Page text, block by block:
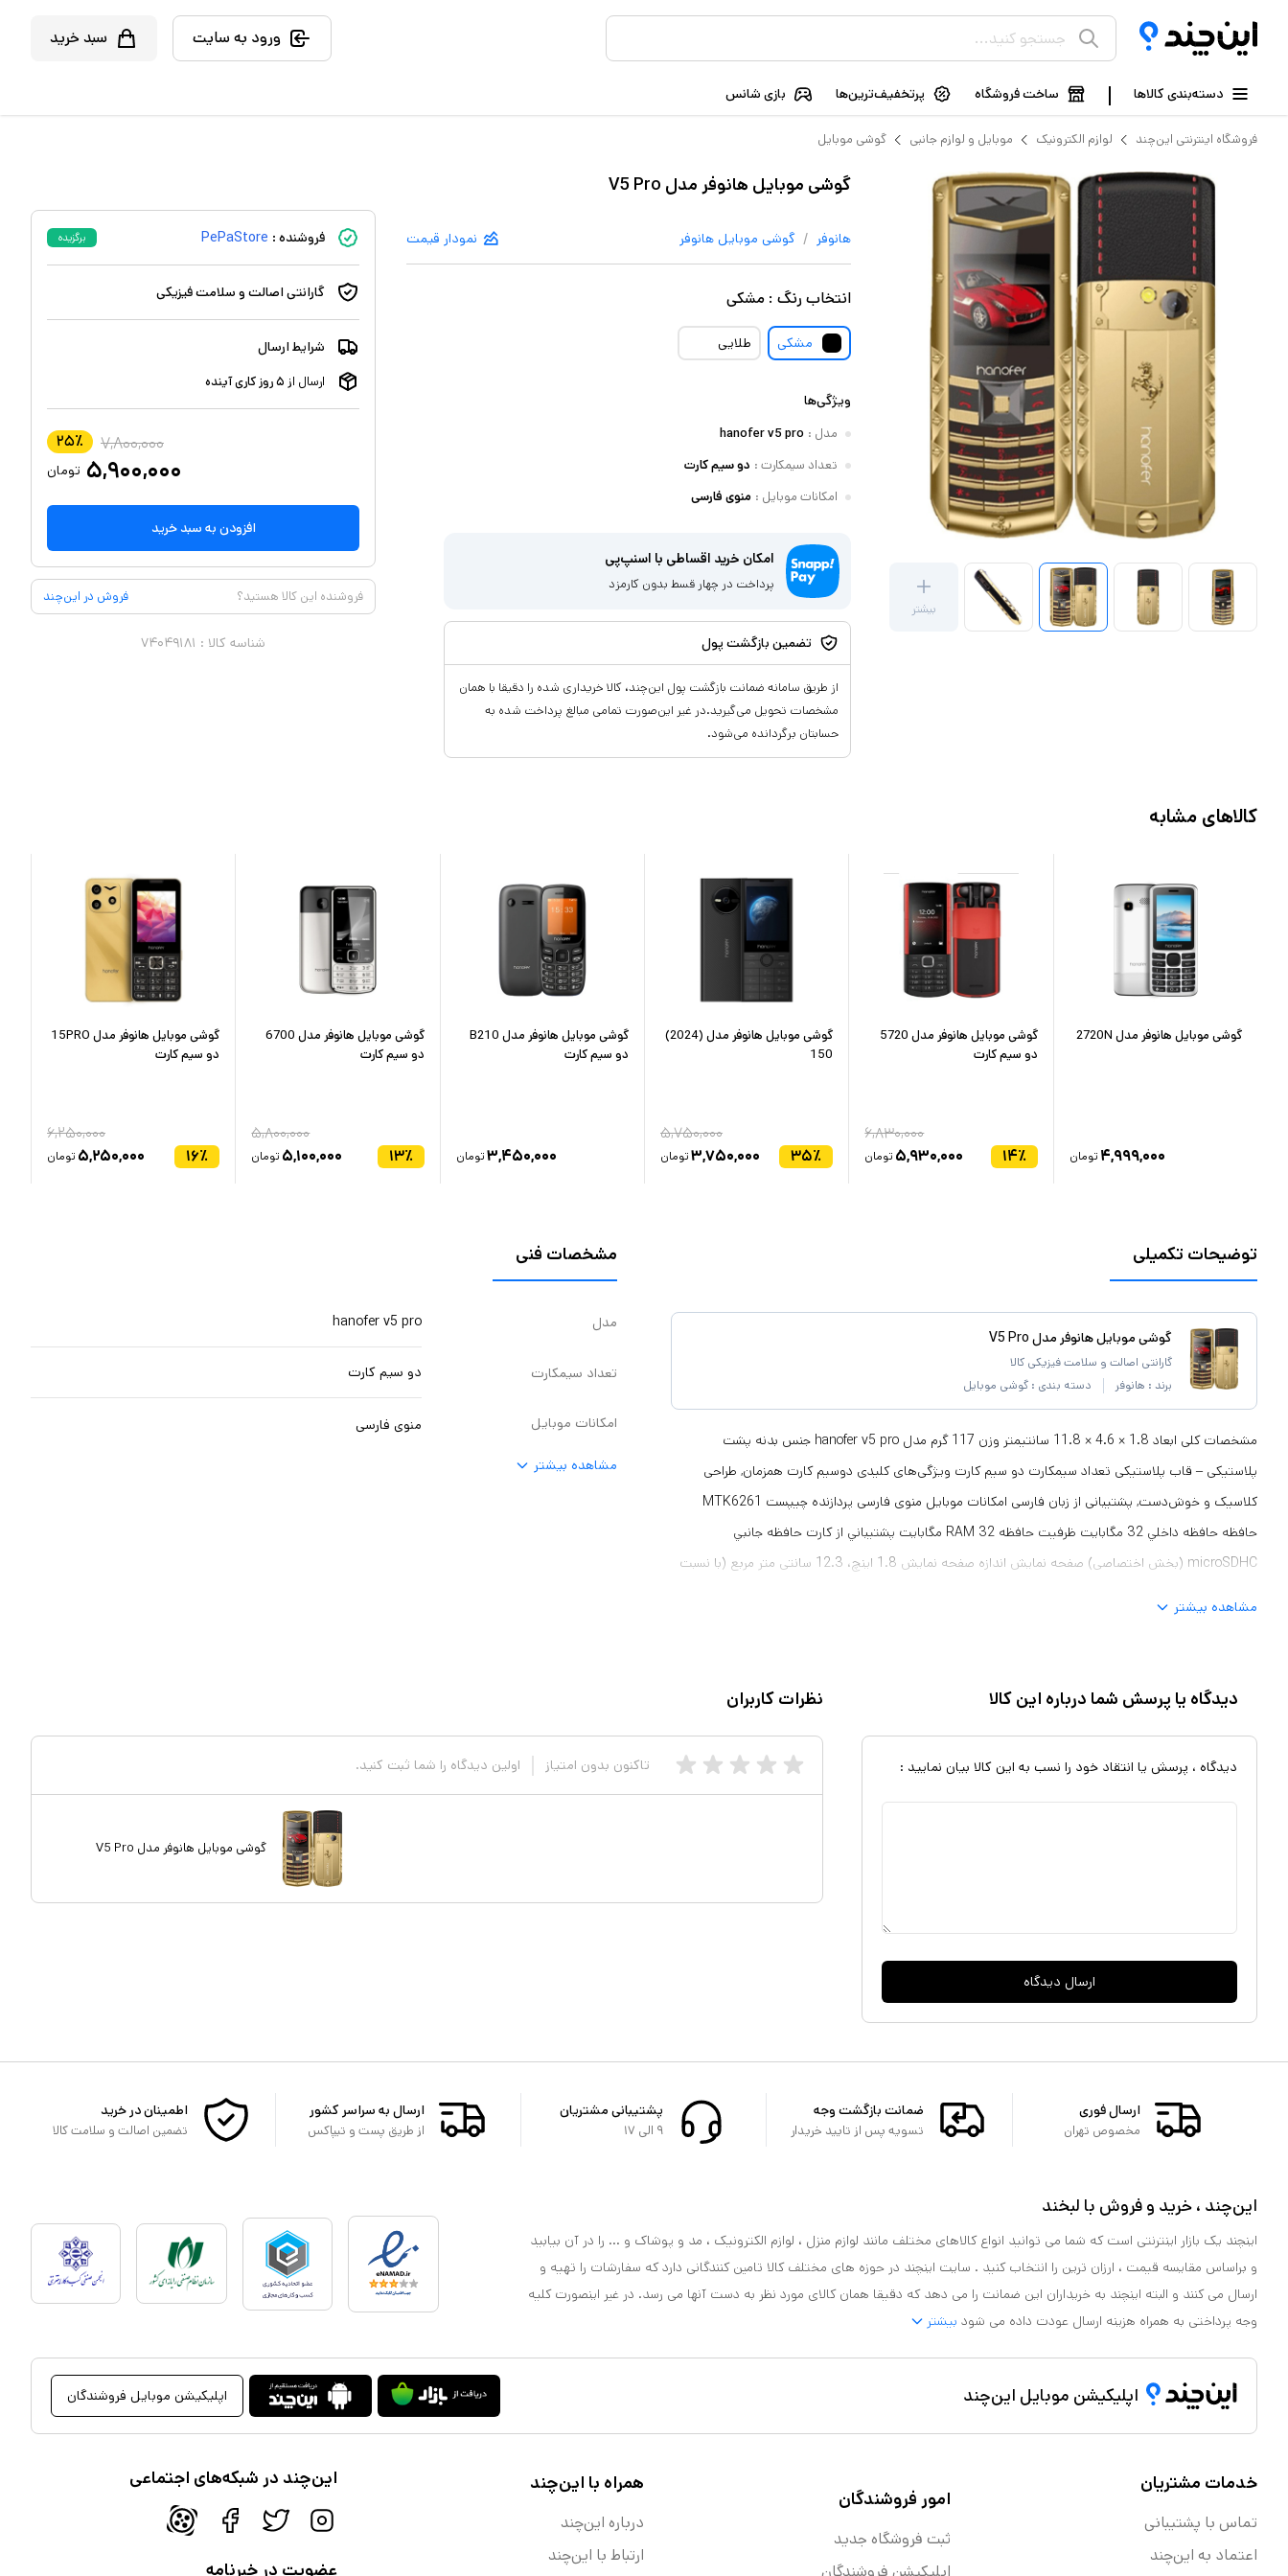
ورود به سایت سبد خرید
دسته‌بندی کالاها ساخت فروشگاه پرتخفیف‌ترین‌ها بازی شانس
فروشگاه اینترنتی این‌چند لوازم الکترونیک موبایل و لوازم جانبی گوشی موبایل
بیشتر
گوشی موبایل هانوفر مدل V5 Pro
هانوفر / گوشی موبایل هانوفر نمودار قیمت
انتخابرنگ : مشکی
مشکی طلایی
ویژگی‌ها
مدل :
hanofer v5 pro
تعداد سیمکارت : دو سيم کارت
امکانات موبایل : منوی فارسی
امکان خرید اقساطی با اسنپ‌پی
پرداخت در چهار قسط بدون کارمزد
تضمین بازگشت پول
از طریق سامانه ضمانت بازگشت پول این‌چند، کالا خریداری شده را دقیقا با همان
مشخصات تحویل می‌گیرید.در غیر این‌صورت تمامی مبالغ پرداخت شده به
حسابتان برگردانده می‌شود.
فروشنده : PePaStore برگزیده
گارانتی اصالت و سلامت فیزیکی
شرایط ارسال
ارسال از ۵روز کاری آینده
۷,۸۰۰,۰۰۰ ۲۵٪
۵,۹۰۰,۰۰۰ تومان
افزودن به سبد خرید
فروشنده این کالا هستید؟ فروش در این‌چند
شناسه کالا : ۷۴۰۴۹۱۸۱
کالاهای مشابه
گوشی موبایل هانوفر مدل 2720N
۴,۹۹۹,۰۰۰ تومان
گوشی موبایل هانوفر مدل 5720
دو سیم کارت
۱۴٪
۶,۸۳۰,۰۰۰
۵,۹۳۰,۰۰۰ تومان
گوشی موبایل هانوفر مدل (2024)
150
۳۵٪
۵,۷۵۰,۰۰۰
۳,۷۵۰,۰۰۰تومان
گوشی موبایل هانوفر مدل B210
دو سیم کارت
۳,۴۵۰,۰۰۰تومان
گوشی موبایل هانوفر مدل 6700
دو سیم کارت
۱۳٪
۵,۸۰۰,۰۰۰
۵,۱۰۰,۰۰۰ تومان
گوشی موبایل هانوفر مدل 15PRO
دو سیم کارت
۱۶٪
۶,۲۵۰,۰۰۰
۵,۲۵۰,۰۰۰ تومان
توضیحات تکمیلی
گوشی موبایل هانوفر مدل V5 Pro
گارانتی اصالت و سلامت فیزیکی کالا
برند : هانوفر دسته بندی : گوشی موبایل
مشخصات کلی ابعاد 1.8 × 4.6 × 11.8 سانتیمتر وزن 117 گرم مدل hanofer v5 pro جنس بدنه پشت
پلاستیکی – قاب پلاستیکی تعداد سیمکارت دو سيم کارت ویژگی‌های کلیدی دوسیم کارت همزمان, طراحی
کلاسیک و خوش‌دست, پشتیبانی از زبان فارسی امکانات موبایل منوی فارسی پردازنده چیپست MTK6261
حافظه حافظه داخلي 32 مگابایت ظرفيت حافظه RAM 32 مگابایت پشتيباني از کارت حافظه جانبي
microSDHC (بخش اختصاصی) صفحه نمایش اندازه صفحه نمایش 1.8 اینچ، 12.3 سانتی متر مربع (با نسبت
مشاهده بیشتر
مشخصات فنی
مدل hanofer v5 pro
تعداد سیمکارت دو سيم کارت
امکانات موبایل منوی فارسی
مشاهده بیشتر
دیدگاه یا پرسش شما درباره این کالا
دیدگاه ، پرسش یا انتقاد خود را نسب به این کالا بیان نمایید :
ارسال دیدگاه
نظرات کاربران
تاکنون بدون امتیاز اولین دیدگاه را شما ثبت کنید.
گوشی موبایل هانوفر مدل V5 Pro
ارسال فوری
مخصوص تهران
ضمانت بازگشت وجه
تسویه پس از تایید خریدار
پشتیبانی مشتریان
۹ الی ۱۷
ارسال به سراسر کشور
از طریق پست و تیپاکس
اطمینان در خرید
تضمین اصالت و سلامت کالا
این‌چند ، خرید و فروش با لبخند
اینچند یک بازار اینترنتی است که شما می توانید انواع کالاهای مختلف مانند لوازم منزل ، لوازم الکترونیک ، مد و پوشاک و ... را در آن بیابید
و براساس مقایسه قیمت ، ارزان ترین را انتخاب کنید . سایت اینچند در حوزه های مختلف کالا تامین کنندگانی دارد که سفارشات را تهیه و
ارسال می کنند و البته اینچند به خریداران این ضمانت را می دهد که دقیقا همان کالای مورد نظر به دست آنها می رسد. در غیر اینصورت کلیه
وجه پرداختی به همراه هزینه ارسال عودت داده می شود بیشتر
اپلیکیشن موبایل این‌چند اپلیکیشن موبایل فروشندگان
خدمات مشتریان
تماس با پشتیبانی
اعتماد به این‌چند
امور فروشندگان
ثبت فروشگاه جدید
همراه با این‌چند
درباره این‌چند
ارتباط با این‌چند
این‌چند در شبکه‌های اجتماعی
عضویت در خبرنامه